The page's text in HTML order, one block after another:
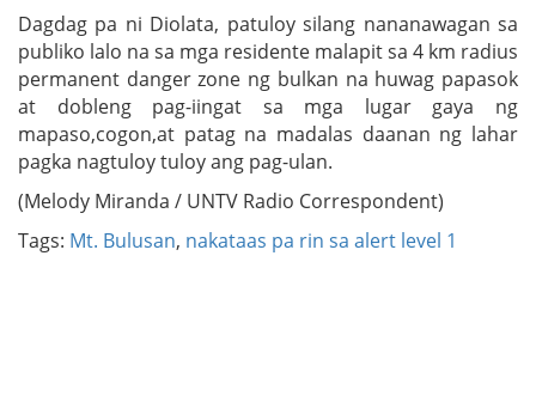
Dagdag pa ni Diolata, patuloy silang nananawagan sa
publiko lalo na sa mga residente malapit sa 4 km radius
permanent danger zone ng bulkan na huwag papasok
at dobleng pag-iingat sa mga lugar gaya ng
mapaso,cogon,at patag na madalas daanan ng lahar
pagka nagtuloy tuloy ang pag-ulan.
(Melody Miranda / UNTV Radio Correspondent)
Tags: Mt. Bulusan, nakataas pa rin sa alert level 1